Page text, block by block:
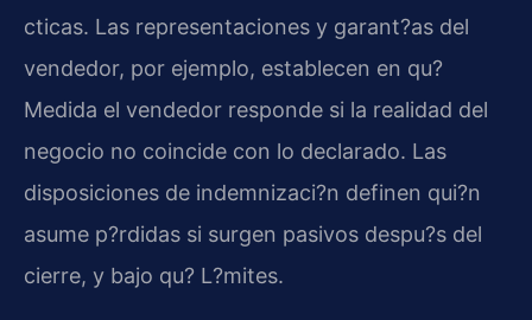
cticas. Las representaciones y garant?as del
vendedor, por ejemplo, establecen en qu?
Medida el vendedor responde si la realidad del
negocio no coincide con lo declarado. Las
disposiciones de indemnizaci?n definen qui?n
asume p?rdidas si surgen pasivos despu?s del
cierre, y bajo qu? L?mites.